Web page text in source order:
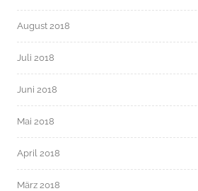
August 2018
Juli 2018
Juni 2018
Mai 2018
April 2018
März 2018